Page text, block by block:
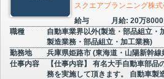
スクエアプランニング株式
給与
月給: 20万8000
職種
自動車業界以外(製造・部品組立・
製造業務・部品組立・加工業務)
勤務地
兵庫県姫路市 (東海道・山陽新幹線
仕事内容
【仕事内容】 有名大手自動車部
務を実施して頂きます。 自動車製